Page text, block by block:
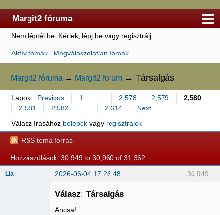
Margit2 fóruma
Kezdőlap
Felhasználólista
Szabályzat
Keresés
Regisztráció
Belépés
Nem léptél be. Kérlek, lépj be vagy regisztrálj.
Aktív témák Megválaszolatlan témák
Margit2 fóruma → Margit2 forum →Társalgás
Lapok Previous 1 2,578 2,579
2,580
2,581
2,582 2,614
Next
Válasz írásához belépekvagy regisztrálok
RSS tema forras
Hozzászólások: 30,949 to 30,960 of 31,362
30,949
Lia 2026-06-04 17:26:48
Válasz: Társalgás
Ancsa!